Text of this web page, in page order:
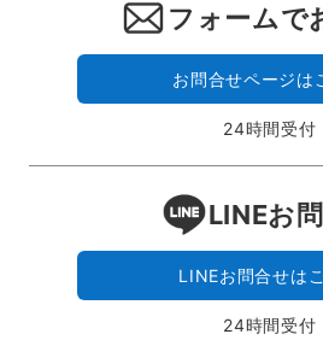
フォームで
お問合せページは
24時間受付
LINEお
LINEお問合せは
24時間受付